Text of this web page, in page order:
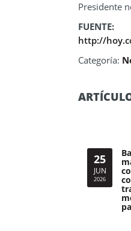
Presidente
FUENTE:
http://
Categoría:
25
JUN
2026